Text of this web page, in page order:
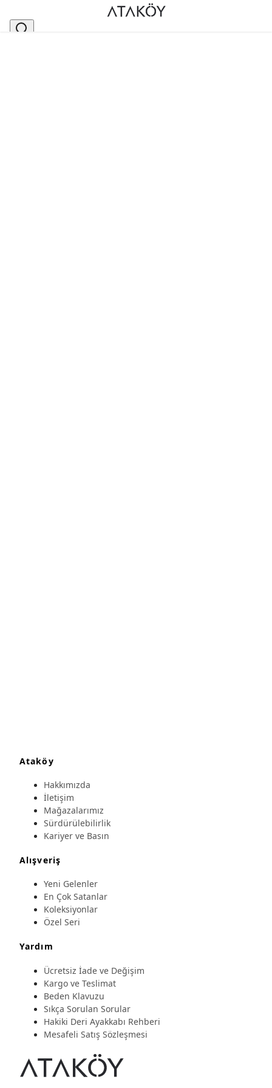
Ataköy
Hakkımızda
İletişim
Mağazalarımız
Sürdürülebilirlik
Kariyer ve Basın
Alışveriş
Yeni Gelenler
En Çok Satanlar
Koleksiyonlar
Özel Seri
Yardım
Ücretsiz İade ve Değişim
Kargo ve Teslimat
Beden Klavuzu
Sıkça Sorulan Sorular
Hakiki Deri Ayakkabı Rehberi
Mesafeli Satış Sözleşmesi